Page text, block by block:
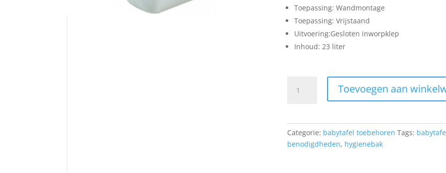
Toepassing: Wandmontage
Toepassing: Vrijstaand
Uitvoering:Gesloten inworpklep
Inhoud: 23 liter
kunststof
quantity
Toevoegen aan
Categorie: babytafel toebehoren Tags:
benodigdheden, hygienebak